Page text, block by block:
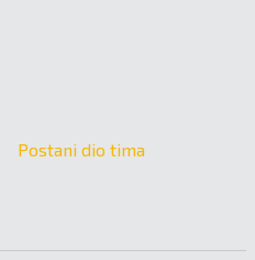
Postani dio tima